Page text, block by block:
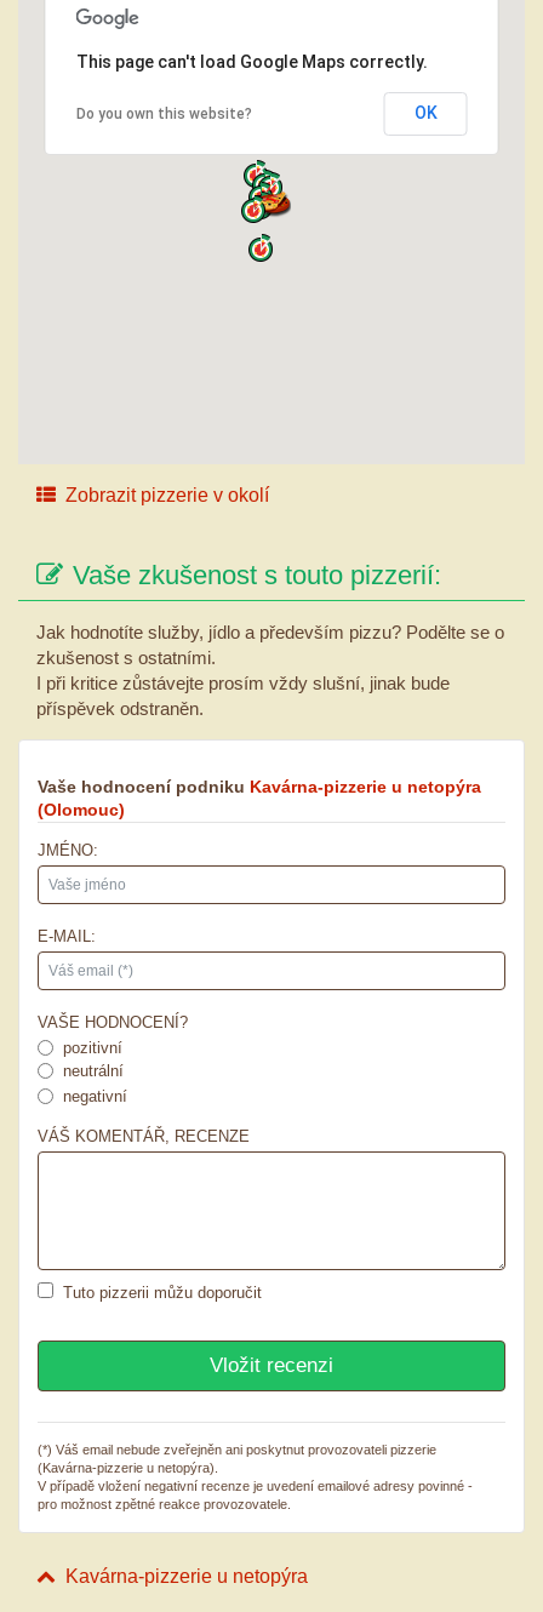
This page can't load Google Maps correctly.
Do you own this website? OK
Zobrazit pizzerie v okolí
Vaše zkušenost s touto pizzerií:
Jak hodnotíte služby, jídlo a především pizzu? Podělte se o
zkušenost s ostatními.
I při kritice zůstávejte prosím vždy slušní, jinak bude
příspěvek odstraněn.
Vaše hodnocení podniku Kavárna-pizzerie u netopýra
(Olomouc)
JMÉNO:
E-MAIL:
VAŠE HODNOCENÍ?
pozitivní
neutrální
negativní
VÁŠ KOMENTÁŘ, RECENZE
Tuto pizzerii můžu doporučit
(*) Váš email nebude zveřejněn ani poskytnut provozovateli pizzerie
(Kavárna-pizzerie u netopýra).
V případě vložení negativní recenze je uvedení emailové adresy povinné -
pro možnost zpětné reakce provozovatele.
Kavárna-pizzerie u netopýra